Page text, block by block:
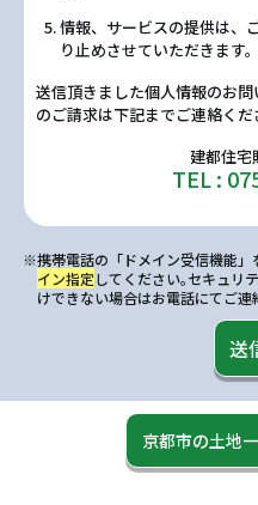
情報、サービスの提供は、
り止めさせていただきます。
送信頂きました個人情報のお
のご請求は下記までご連絡くだ
建都住宅
TEL :
※携帯電話の「ドメイン受信機能」
イン指定してください｡セキュリ
けできない場合はお電話にてご連
送
京都市の土地